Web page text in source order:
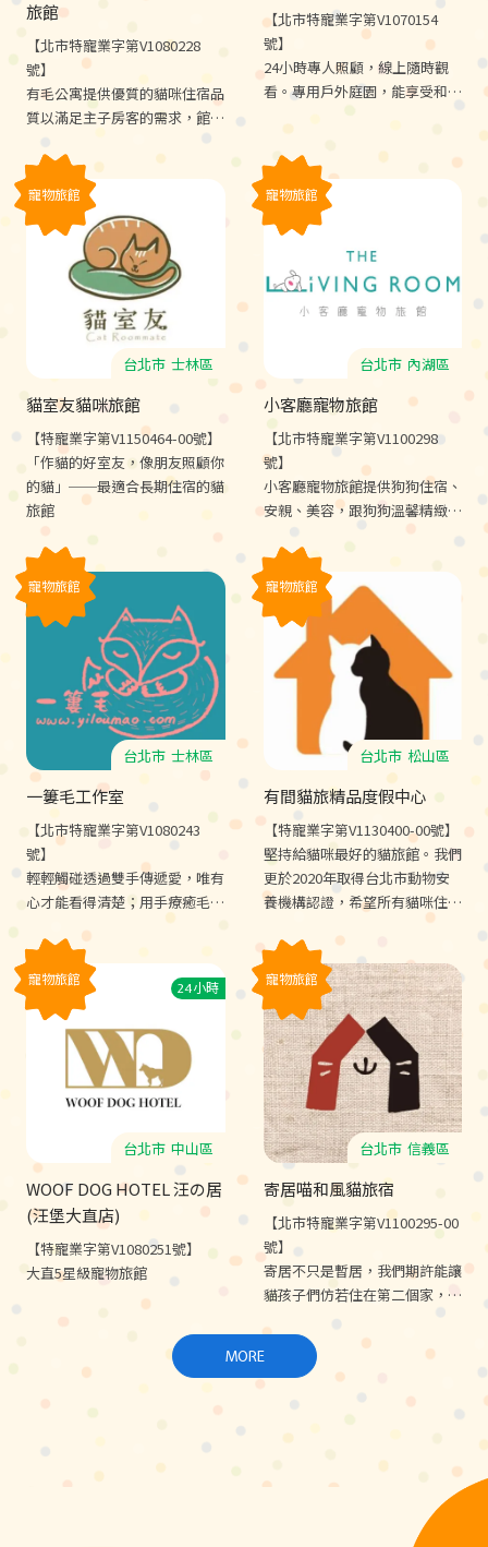
旅館
【北市特寵業字第V1080228
號】
有毛公寓提供優質的貓咪住宿品
質以滿足主子房客的需求，館內
安心將寶貝主子託付給我們。
【北市特寵業字第V1070154
號】
24小時專人照顧，線上隨時觀
看。專用戶外庭園，能享受和煦
學都是健康好相處的好夥伴。合
格寵物旅館執照，安心有保障。
寵物旅館
台北市 士林區
貓室友貓咪旅館
【特寵業字第V1150464-00號】
「作貓的好室友，像朋友照顧你
的貓」──最適合長期住宿的貓
旅館
寵物旅館
台北市 內湖區
小客廳寵物旅館
【北市特寵業字第V1100298
號】
小客廳寵物旅館提供狗狗住宿、
安親、美容，跟狗狗溫馨精緻的
寵物旅館
台北市 士林區
一簍毛工作室
【北市特寵業字第V1080243
號】
輕輕觸碰透過雙手傳遞愛，唯有
心才能看得清楚；用手療癒毛
孩，盼望所有的小動物都能擁有
舒適的生活質素。
寵物旅館
台北市 松山區
有間貓旅精品度假中心
【特寵業字第V1130400-00號】
堅持給貓咪最好的貓旅館。我們
更於2020年取得台北市動物安
養機構認證，希望所有貓咪住宿
都能像度假一般放鬆舒適自在。
有間貓旅，您唯一的貓旅。★安
養機構、老齡照護、貓行為訓
練、寄養住宿★
24小時
寵物旅館
台北市 中山區
WOOF DOG HOTEL 汪の居
(汪堡大直店)
【特寵業字第V1080251號】
大直5星級寵物旅館
寵物旅館
台北市 信義區
寄居喵和風貓旅宿
【北市特寵業字第V1100295-00
號】
寄居不只是暫居，我們期許能讓
貓孩子們仿若住在第二個家，安
居喵找到極簡、寧靜、留白的意
義。
MORE